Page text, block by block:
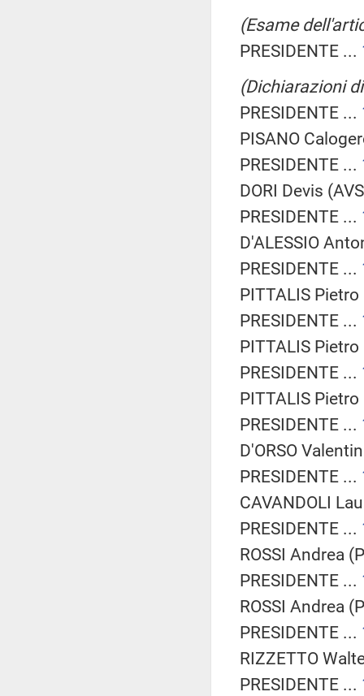
(Esame
PRESIDENTE ...
(Dichiarazioni
PRESIDENTE ...
PISANO
PRESIDENTE ...
DORI Devis
PRESIDENTE ...
D'ALESSIO
PRESIDENTE ...
PITTALIS
PRESIDENTE ...
PITTALIS
PRESIDENTE ...
PITTALIS
PRESIDENTE ...
D'ORSO
PRESIDENTE ...
CAVANDOLI
PRESIDENTE ...
ROSSI Andrea
PRESIDENTE ...
ROSSI Andrea
PRESIDENTE ...
RIZZETTO
PRESIDENTE ...